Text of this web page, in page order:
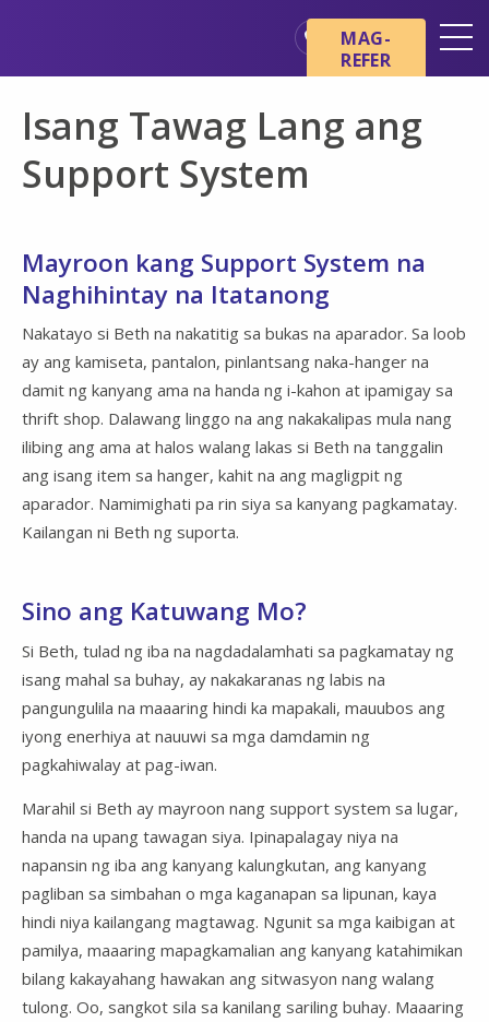
Mga Pangunahing Kaalaman
tungkol sa Hospice
Ang aming mga Serbisyo
Pamilya at Mga Tagapag-
alaga
MAG-
REFER
Isang Tawag Lang ang
Support System
Mayroon kang Support System na
Naghihintay na Itatanong
Nakatayo si Beth na nakatitig sa bukas na aparador. Sa loob
ay ang kamiseta, pantalon, pinlantsang naka-hanger na
damit ng kanyang ama na handa ng i-kahon at ipamigay sa
thrift shop. Dalawang linggo na ang nakakalipas mula nang
ilibing ang ama at halos walang lakas si Beth na tanggalin
ang isang item sa hanger, kahit na ang magligpit ng
aparador. Namimighati pa rin siya sa kanyang pagkamatay.
Kailangan ni Beth ng suporta.
Sino ang Katuwang Mo?
Si Beth, tulad ng iba na nagdadalamhati sa pagkamatay ng
isang mahal sa buhay, ay nakakaranas ng labis na
pangungulila na maaaring hindi ka mapakali, mauubos ang
iyong enerhiya at nauuwi sa mga damdamin ng
pagkahiwalay at pag-iwan.
Marahil si Beth ay mayroon nang support system sa lugar,
handa na upang tawagan siya. Ipinapalagay niya na
napansin ng iba ang kanyang kalungkutan, ang kanyang
pagliban sa simbahan o mga kaganapan sa lipunan, kaya
hindi niya kailangang magtawag. Ngunit sa mga kaibigan at
pamilya, maaaring mapagkamalian ang kanyang katahimikan
bilang kakayahang hawakan ang sitwasyon nang walang
tulong. Oo, sangkot sila sa kanilang sariling buhay. Maaaring